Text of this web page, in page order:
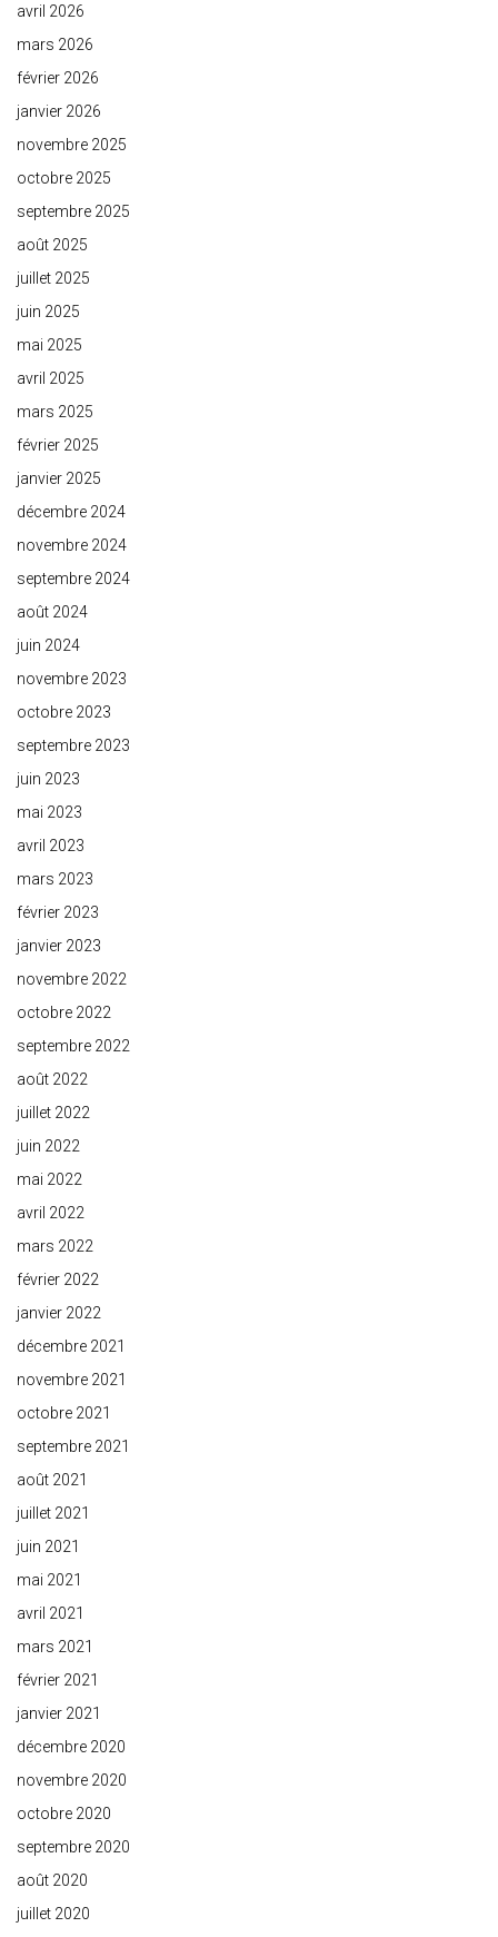
avril 2026
mars 2026
février 2026
janvier 2026
novembre 2025
octobre 2025
septembre 2025
août 2025
juillet 2025
juin 2025
mai 2025
avril 2025
mars 2025
février 2025
janvier 2025
décembre 2024
novembre 2024
septembre 2024
août 2024
juin 2024
novembre 2023
octobre 2023
septembre 2023
juin 2023
mai 2023
avril 2023
mars 2023
février 2023
janvier 2023
novembre 2022
octobre 2022
septembre 2022
août 2022
juillet 2022
juin 2022
mai 2022
avril 2022
mars 2022
février 2022
janvier 2022
décembre 2021
novembre 2021
octobre 2021
septembre 2021
août 2021
juillet 2021
juin 2021
mai 2021
avril 2021
mars 2021
février 2021
janvier 2021
décembre 2020
novembre 2020
octobre 2020
septembre 2020
août 2020
juillet 2020